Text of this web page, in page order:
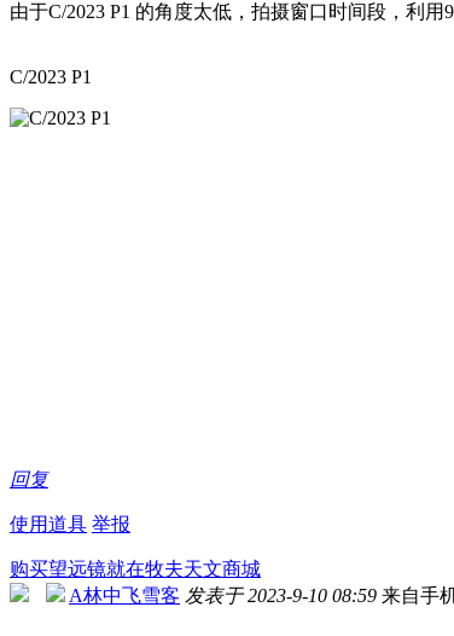
由于C/2023 P1 的角度太低，拍摄窗口时间段，利
C/2023 P1
回复
使用道具 举报
购买望远镜就在牧夫天文商城
A林中飞雪客 发表于 2023-9-10 08:59 来自手